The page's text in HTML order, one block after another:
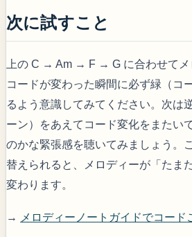
次に試すこと
上の C → Am → F → G に合わせてメ
コードが変わった瞬間に必ず緑（コ
るよう意識してみてください。次は
ーン）をあえてコード変化をまたい
のかな緊張感を聴いてみましょう。
替えられると、メロディーが「たま
変わります。
→ メロディーノートガイドでコード